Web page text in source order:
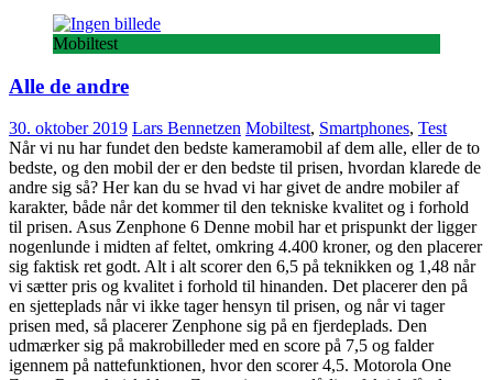
Mobiltest
Alle de andre
30. oktober 2019 Lars Bennetzen Mobiltest, Smartphones, Test
Når vi nu har fundet den bedste kameramobil af dem alle, eller de to
bedste, og den mobil der er den bedste til prisen, hvordan klarede de
andre sig så? Her kan du se hvad vi har givet de andre mobiler af
karakter, både når det kommer til den tekniske kvalitet og i forhold
til prisen. Asus Zenphone 6 Denne mobil har et prispunkt der ligger
nogenlunde i midten af feltet, omkring 4.400 kroner, og den placerer
sig faktisk ret godt. Alt i alt scorer den 6,5 på teknikken og 1,48 når
vi sætter pris og kvalitet i forhold til hinanden. Det placerer den på
en sjetteplads når vi ikke tager hensyn til prisen, og når vi tager
prisen med, så placerer Zenphone sig på en fjerdeplads. Den
udmærker sig på makrobilleder med en score på 7,5 og falder
igennem på nattefunktionen, hvor den scorer 4,5. Motorola One